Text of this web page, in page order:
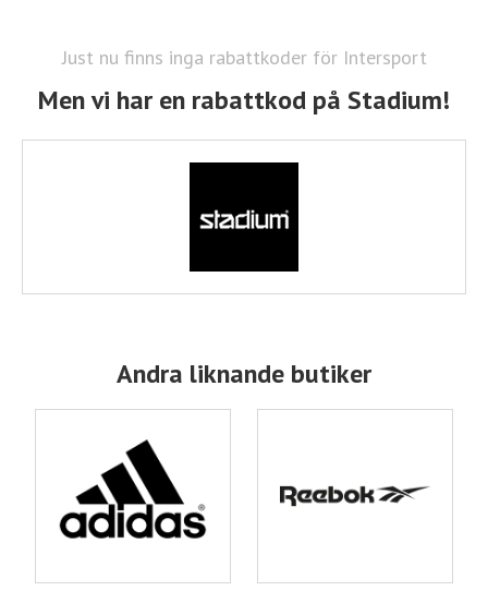
Just nu finns inga rabattkoder för Intersport
Men vi har en rabattkod på Stadium!
Andra liknande butiker